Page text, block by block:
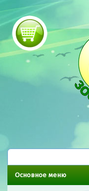
Основное меню